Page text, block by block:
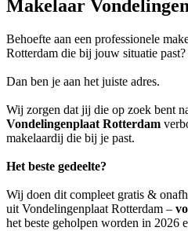
Makelaar
Behoefte aan een professionele
Rotterdam die bij jouw situatie past?
Dan ben je aan het juiste adres.
Wij zorgen dat jij die op zoek bent
Vondelingenplaat Rotterdam
makelaardij die bij je past.
Het beste gedeelte?
Wij doen dit compleet gratis &
uit Vondelingenplaat Rotterdam –
het beste geholpen worden in 2026